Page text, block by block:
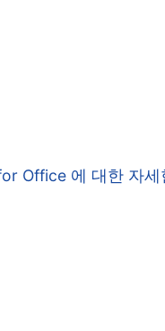
Office 에 대한 자세